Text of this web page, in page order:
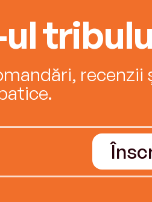
recenzii